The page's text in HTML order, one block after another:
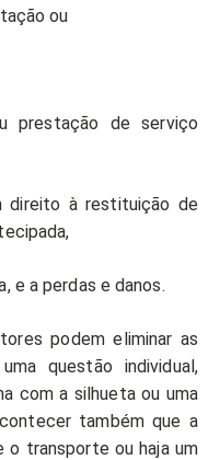
ou
prestação de serviço
direito à restituição de
e a perdas e danos.
podem eliminar as
questão individual,
com a silhueta ou uma
também que a
o transporte ou haja um